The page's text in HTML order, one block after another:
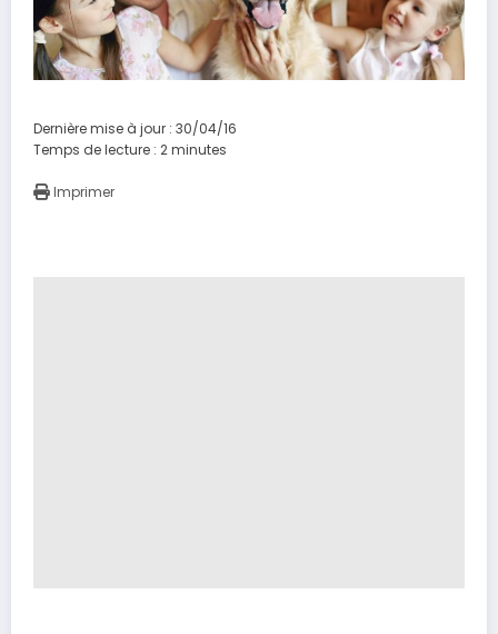
Dernière mise à jour : 30/04/16
Temps de lecture : 2minutes
Imprimer